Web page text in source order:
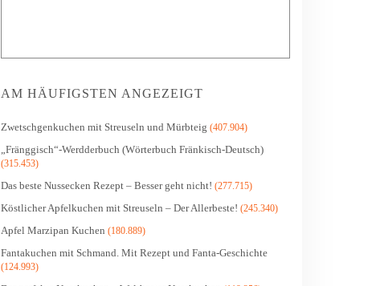
AM HÄUFIGSTEN ANGEZEIGT
Zwetschgenkuchen mit Streuseln und Mürbteig (407.904)
„Fränggisch“-Werdderbuch (Wörterbuch Fränkisch-Deutsch)
(315.453)
Das beste Nussecken Rezept – Besser geht nicht! (277.715)
Köstlicher Apfelkuchen mit Streuseln – Der Allerbeste! (245.340)
Apfel Marzipan Kuchen (180.889)
Fantakuchen mit Schmand. Mit Rezept und Fanta-Geschichte
(124.993)